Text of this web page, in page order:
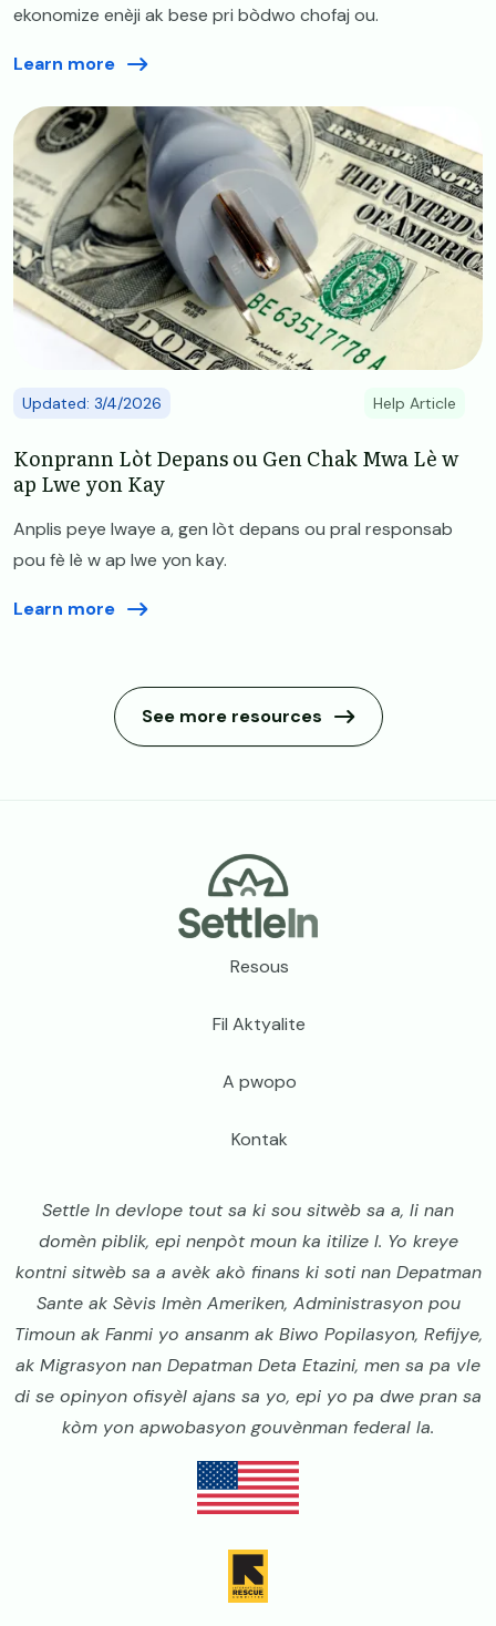
ekonomize enèji ak bese pri bòdwo chofaj ou.
Learn more
Image
Updated: 3/4/2026 Help Article
Konprann Lòt Depans ou Gen Chak Mwa Lè w
ap Lwe yon Kay
Anplis peye lwaye a, gen lòt depans ou pral responsab
pou fè lè w ap lwe yon kay.
Learn more
See more resources
Meni pye paj la
Resous
Fil Aktyalite
A pwopo
Kontak
Settle In devlope tout sa ki sou sitwèb sa a, li nan
domèn piblik, epi nenpòt moun ka itilize l. Yo kreye
kontni sitwèb sa a avèk akò finans ki soti nan Depatman
Sante ak Sèvis Imèn Ameriken, Administrasyon pou
Timoun ak Fanmi yo ansanm ak Biwo Popilasyon, Refijye,
ak Migrasyon nan Depatman Deta Etazini, men sa pa vle
di se opinyon ofisyèl ajans sa yo, epi yo pa dwe pran sa
kòm yon apwobasyon gouvènman federal la.